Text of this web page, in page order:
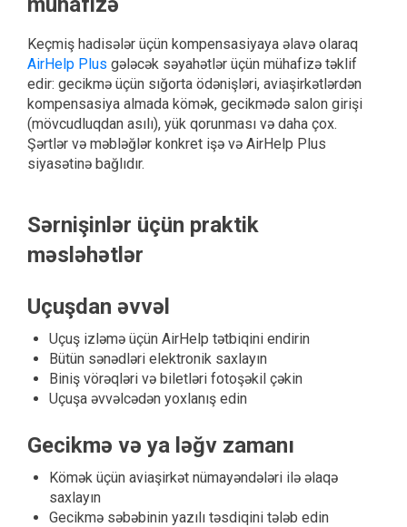
Keçmiş hadisələr üçün kompensasiyaya əlavə olaraq
AirHelp Plus gələcək səyahətlər üçün mühafizə təklif
edir: gecikmə üçün sığorta ödənişləri, aviaşirkətlərdən
kompensasiya almada kömək, gecikmədə salon girişi
(mövcudluqdan asılı), yük qorunması və daha çox.
Şərtlər və məbləğlər konkret işə və AirHelp Plus
siyasətinə bağlıdır.
Sərnişinlər üçün praktik
məsləhətlər
Uçuşdan əvvəl
Uçuş izləmə üçün AirHelp tətbiqini endirin
Bütün sənədləri elektronik saxlayın
Biniş vörəqləri və biletləri fotoşəkil çəkin
Uçuşa əvvəlcədən yoxlanış edin
Gecikmə və ya ləğv zamanı
Kömək üçün aviaşirkət nümayəndələri ilə əlaqə
saxlayın
Gecikmə səbəbinin yazılı təsdiqini tələb edin